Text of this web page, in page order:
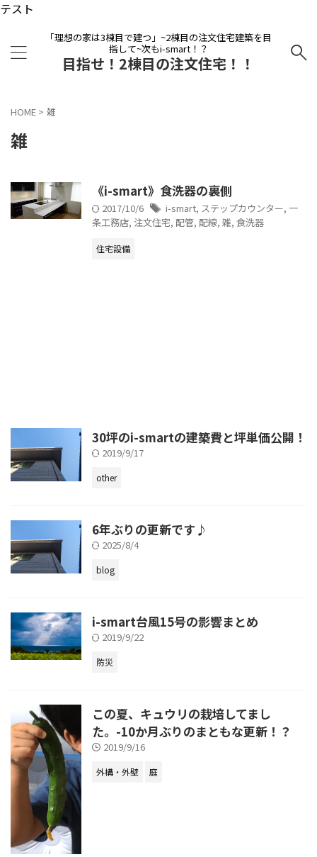
テスト
「理想の家は3棟目で建つ」~2棟目の注文住宅建築を目
指して~次もi-smart！？
目指せ！2棟目の注文住宅！！
HOME > 雑
雑
《i-smart》食洗器の裏側
2017/10/6 i-smart, ステップカウンター, 一
条工務店, 注文住宅, 配管, 配線, 雑, 食洗器
住宅設備
30坪のi-smartの建築費と坪単価公開！
2019/9/17
other
6年ぶりの更新です♪
2025/8/4
blog
i-smart台風15号の影響まとめ
2019/9/22
防災
この夏、キュウリの栽培してまし
た。-10か月ぶりのまともな更新！？
2019/9/16
外構・外壁 庭